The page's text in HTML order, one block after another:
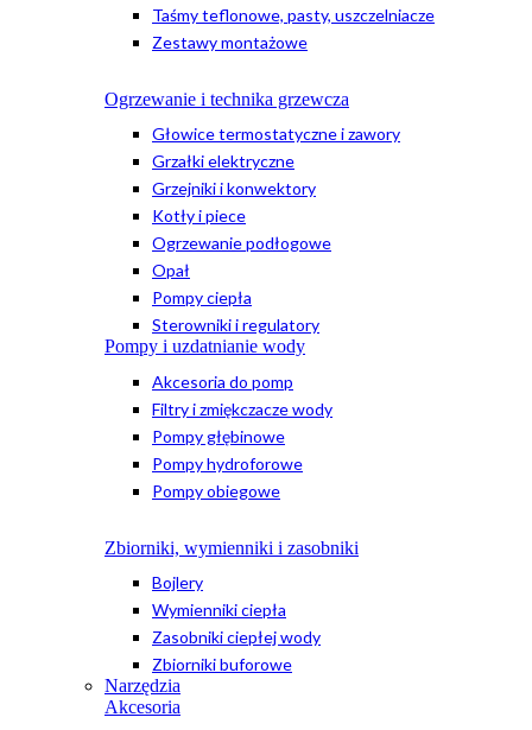
Taśmy teflonowe, pasty, uszczelniacze
Zestawy montażowe
Ogrzewanie i technika grzewcza
Głowice termostatyczne i zawory
Grzałki elektryczne
Grzejniki i konwektory
Kotły i piece
Ogrzewanie podłogowe
Opał
Pompy ciepła
Sterowniki i regulatory
Pompy i uzdatnianie wody
Akcesoria do pomp
Filtry i zmiękczacze wody
Pompy głębinowe
Pompy hydroforowe
Pompy obiegowe
Zbiorniki, wymienniki i zasobniki
Bojlery
Wymienniki ciepła
Zasobniki ciepłej wody
Zbiorniki buforowe
Narzędzia
Akcesoria